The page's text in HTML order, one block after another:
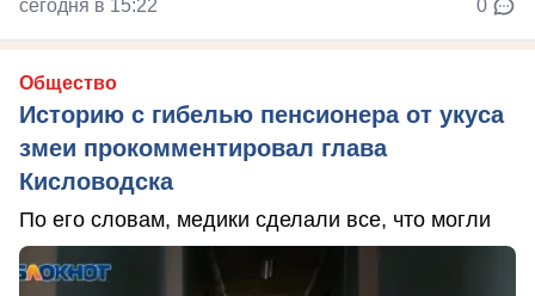
сегодня в 15:22 0
Общество
Историю с гибелью пенсионера от укуса
змеи прокомментировал глава
Кисловодска
По его словам, медики сделали все, что могли